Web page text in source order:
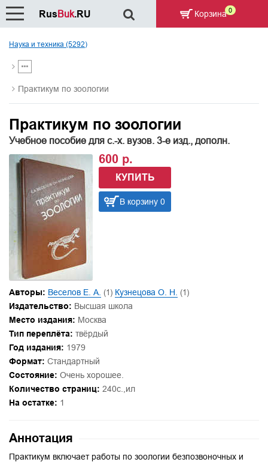
Наука и техника (5292)
Практикум по зоологии
Практикум по зоологии
Учебное пособие для с.-х. вузов. 3-е изд., дополн.
600 р.
КУПИТЬ
В корзину 0
Авторы: Веселов Е. А. (1) Кузнецова О. Н. (1)
Издательство: Высшая школа
Место издания: Москва
Тип переплёта: твёрдый
Год издания: 1979
Формат: Стандартный
Состояние: Очень хорошее.
Количество страниц: 240с.,ил
На остатке: 1
Аннотация
Практикум включает работы по зоологии безпозвоночных и
RusBuk.RU Корзина 0